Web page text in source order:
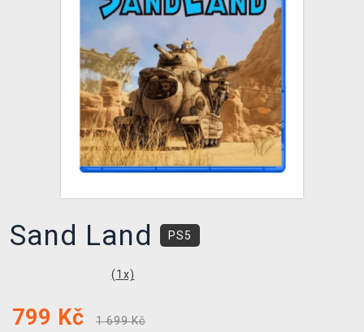
XZONE KLUB
TCG & BOARDGAME HUB
VÝKUP HER (BAZAR)
Sand Land PS5
(1 x)
799 Kč
1 699 Kč